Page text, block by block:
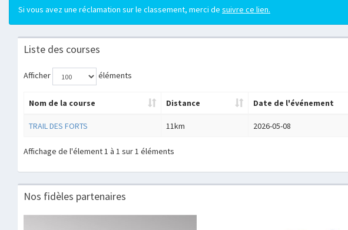
Si vous avez une réclamation sur le classement, merci de suivre ce lien.
Liste des courses
Afficher éléments
Nom de la course Distance Date de l'événement
TRAIL DES FORTS 11km 2026-05-08
Affichage de l'élement 1 à 1 sur 1 éléments
Nos fidèles partenaires